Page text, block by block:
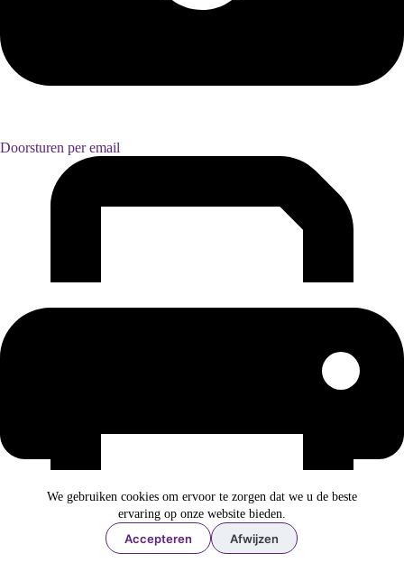
We gebruiken cookies om ervoor te zorgen dat we u de beste
ervaring op onze website bieden.
Accepteren Afwijzen
Doorsturen per email